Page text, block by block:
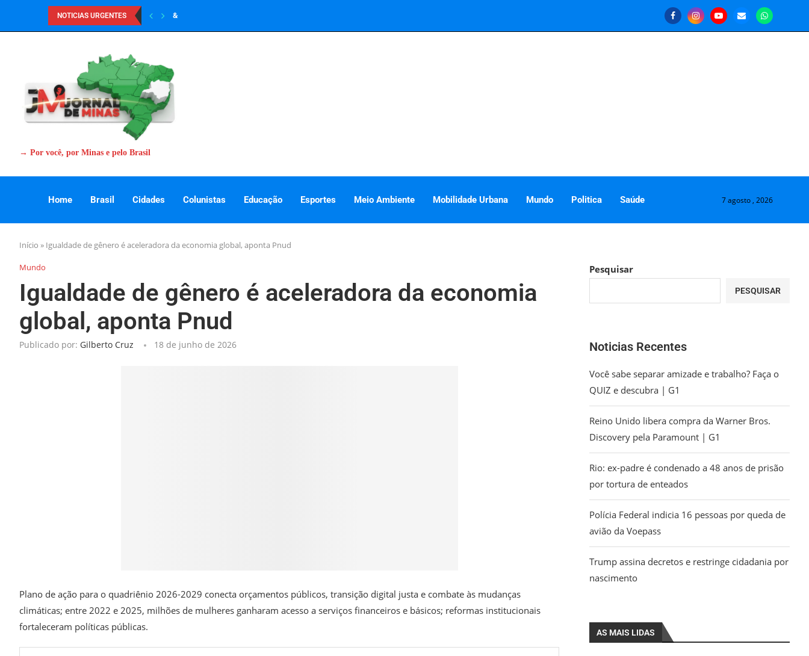
NOTICIAS URGENTES &
→ Por você, por Minas e pelo Brasil
Home Brasil Cidades Colunistas Educação Esportes Meio Ambiente Mobilidade Urbana Mundo Politica Saúde 7 agosto , 2026
Início » Igualdade de gênero é aceleradora da economia global, aponta Pnud
Mundo
Igualdade de gênero é aceleradora da economia
global, aponta Pnud
Publicado por: Gilberto Cruz 18 de junho de 2026
Plano de ação para o quadriênio 2026-2029 conecta orçamentos públicos, transição digital justa e combate às mudanças
climáticas; entre 2022 e 2025, milhões de mulheres ganharam acesso a serviços financeiros e básicos; reformas institucionais
fortaleceram políticas públicas.
Pesquisar
PESQUISAR
Noticias Recentes
Você sabe separar amizade e trabalho? Faça o
QUIZ e descubra | G1
Reino Unido libera compra da Warner Bros.
Discovery pela Paramount | G1
Rio: ex-padre é condenado a 48 anos de prisão
por tortura de enteados
Polícia Federal indicia 16 pessoas por queda de
avião da Voepass
Trump assina decretos e restringe cidadania por
nascimento
AS MAIS LIDAS